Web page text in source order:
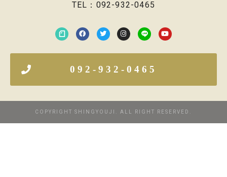
TEL：092-932-0465
092-932-0465
COPYRIGHT SHINGYOUJI. ALL RIGHT RESERVED.